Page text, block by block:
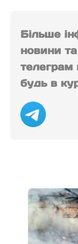
Більше
новини
телеграм
будь в